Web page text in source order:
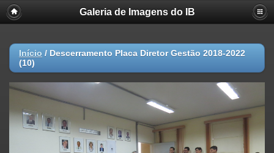
Galeria de Imagens do IB
Início / Descerramento Placa Diretor Gestão 2018-2022
(10)